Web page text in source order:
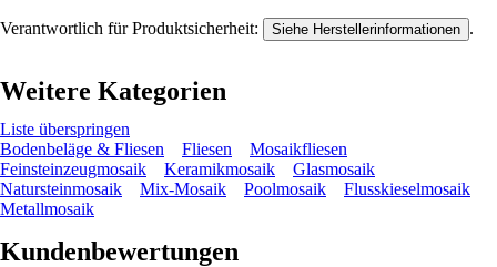
Verantwortlich für Produktsicherheit: Siehe Herstellerinformationen .
Weitere Kategorien
Liste überspringen
Bodenbeläge & Fliesen
Fliesen
Mosaikfliesen
Feinsteinzeugmosaik
Keramikmosaik
Glasmosaik
Natursteinmosaik
Mix-Mosaik Poolmosaik
Flusskieselmosaik
Metallmosaik
Kundenbewertungen